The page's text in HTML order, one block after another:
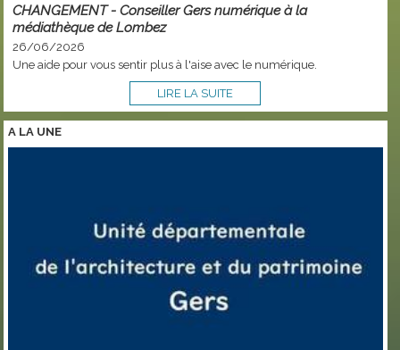
CHANGEMENT - Conseiller Gers numérique à la
médiathèque de Lombez
26/06/2026
Une aide pour vous sentir plus à l'aise avec le numérique.
LIRE LA SUITE
A LA UNE